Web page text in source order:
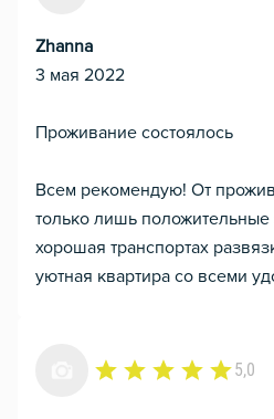
Zhanna
3 мая 2022
Проживание состоялось
Всем рекомендую! От
только лишь положительные
хорошая транспортах
уютная квартира со всеми
5,0